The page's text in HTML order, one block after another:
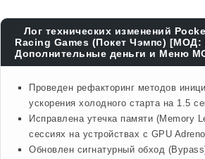
Лог технических изменений
Racing Games (Покет Чэмпс) [МОД:
Дополнительные деньги и Меню
Проведен рефакторинг методов
ускорения холодного старта на 1.5
Исправлена утечка памяти (Memory
сессиях на устройствах с GPU
Обновлен сигнатурный обход